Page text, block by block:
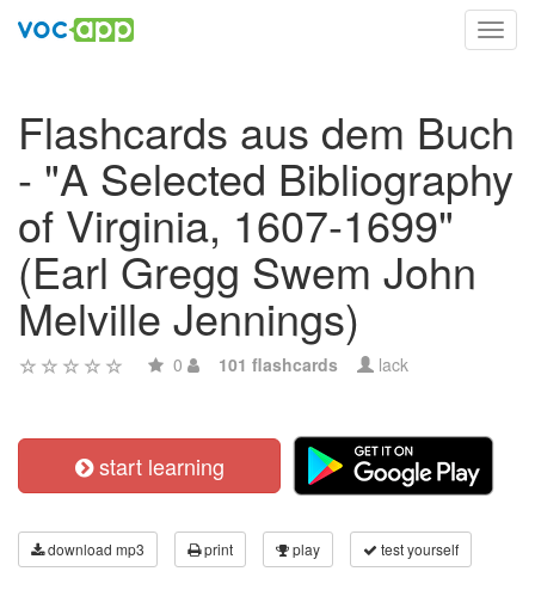
Flashcards aus dem Buch
- "A Selected Bibliography
of Virginia, 1607-1699"
(Earl Gregg Swem John
Melville Jennings)
0 101 flashcards lack
start learning
download mp3 print play test yourself